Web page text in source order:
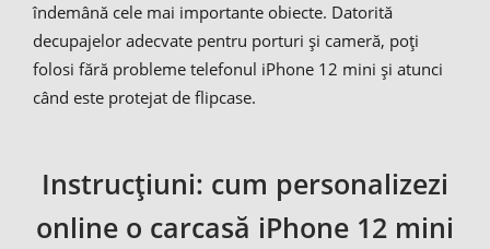
îndemână cele mai importante obiecte. Datorită
decupajelor adecvate pentru porturi și cameră, poți
folosi fără probleme telefonul iPhone 12 mini și atunci
când este protejat de flipcase.
Instrucțiuni: cum personalizezi
online o carcasă iPhone 12 mini